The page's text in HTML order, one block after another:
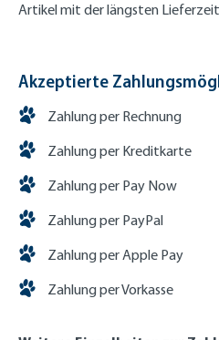
Artikel mit der längsten
Akzeptierte
Zahlung per Rechnung
Zahlung per Kreditkarte
Zahlung per Pay Now
Zahlung per PayPal
Zahlung per Apple Pay
Zahlung per Vorkasse